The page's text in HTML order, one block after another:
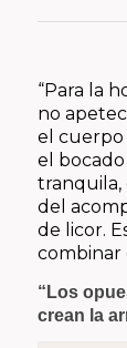
“Para la
no
el cuerpo
el
tranquila,
del
de licor.
combinar
“Los
crean la